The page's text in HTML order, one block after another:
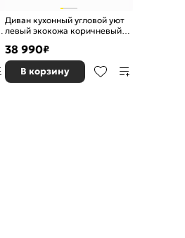
Диван кухонный угловой уют
левый экокожа коричневый
38 990₽
В корзину